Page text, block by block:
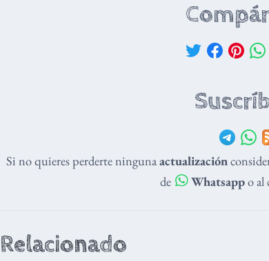
Si no quieres perderte ningunaactualización
de
Whatsappo al
Relacionado